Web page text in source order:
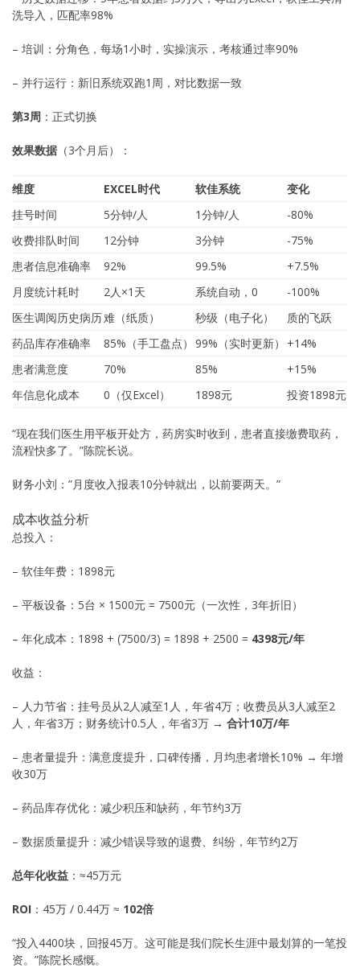
洗导入，匹配率98%
– 培训：分角色，每场1小时，实操演示，考核通过率90%
– 并行运行：新旧系统双跑1周，对比数据一致
第3周 ：正式切换
效果数据 （3个月后）：
维度 EXCEL时代 软佳系统
变化
挂号时间
5分钟/人 1分钟/人
-80%
收费排队时间
12分钟 3分钟
-75%
患者信息准确率
92% 99.5%
+7.5%
月度统计耗时
2人×1天 系统自动，0
-100%
医生调阅历史病历难（纸质） 秒级（电子化）
质的飞跃
药品库存准确率
85%（手工盘点） 99%（实时更新）
+14%
患者满意度
70% 85%
+15%
年信息化成本
0（仅Excel） 1898元 投资1898元
“现在我们医生用平板开处方，药房实时收到，患者直接缴费取药，
流程快多了。”陈院长说。
财务小刘：”月度收入报表10分钟就出，以前要两天。”
成本收益分析
总投入：
– 软佳年费：1898元
– 平板设备：5台 × 1500元 = 7500元（一次性，3年折旧）
– 年化成本：1898 + (7500/3) = 1898 + 2500 = 4398元/年
收益：
– 人力节省：挂号员从2人减至1人，年省4万；收费员从3人减至2
人，年省3万；财务统计0.5人，年省3万 → 合计10万/年
– 患者量提升：满意度提升，口碑传播，月均患者增长10% → 年增
收30万
– 药品库存优化：减少积压和缺药，年节约3万
– 数据质量提升：减少错误导致的退费、纠纷，年节约2万
总年化收益 ：≈45万元
ROI ：45万 / 0.44万 ≈ 102倍
“投入4400块，回报45万。这可能是我们院长生涯中最划算的一笔投
资。”陈院长感慨。